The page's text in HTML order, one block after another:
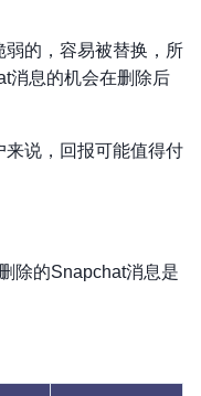
的，容易被替换，所
消息的机会在删除后
说，回报可能值得付
除的Snapchat消息是